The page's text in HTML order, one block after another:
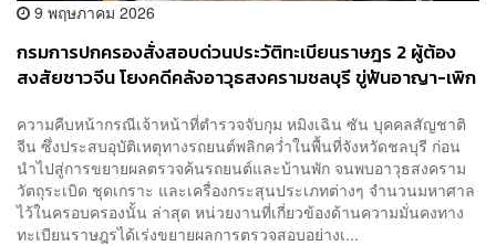
9 พฤษภาคม 2026
กรมการปกครองสั่งสอบด่วนประวัติทะเบียนราษฎร 2 ผู้ต้อง
สงสัยชาวจีน โยงคดีคลังอาวุธสงครามชลบุรี ขู่ฟันอาญา-เพิก
ความคืบหน้ากรณีเจ้าหน้าที่ตำรวจจับกุม หมิงเฉิน ซัน บุคคลสัญชาติ
จีน ซึ่งประสบอุบัติเหตุทางรถยนต์พลิกคว่ำในพื้นที่จังหวัดชลบุรี ก่อน
นำไปสู่การขยายผลตรวจค้นรถยนต์และบ้านพัก จนพบอาวุธสงคราม
วัตถุระเบิด ชุดเกราะ และเครื่องกระสุนประเภทต่างๆ จำนวนมหาศาล
ไว้ในครอบครองนั้น ล่าสุด หน่วยงานที่เกี่ยวข้องด้านความมั่นคงทาง
ทะเบียนราษฎรได้เร่งขยายผลการตรวจสอบอย่างเ...